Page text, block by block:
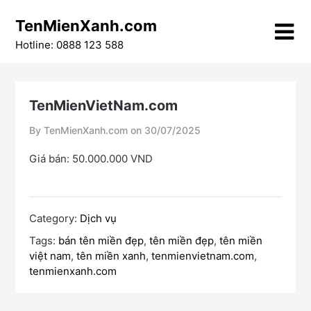
content
TenMienXanh.com
Hotline: 0888 123 588
TenMienVietNam.com
By TenMienXanh.com on 30/07/2025
Giá bán: 50.000.000 VND
Category: Dịch vụ
Tags: bán tên miền đẹp,tên miền đẹp,tên miền
việt nam,tên miền xanh,tenmienvietnam.com,
tenmienxanh.com